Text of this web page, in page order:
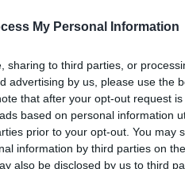
My Personal Information
sharing to third parties, or
advertising by us, please use the
that after your opt-out request
based on personal information
prior to your opt-out. You may
information by third parties on
also be disclosed by us to third
Sep 2010, 00:23:13 Rakstnieks rakstīja:
divu vanosu 2.8 ir nepieciešams imitēt ASC
laikam ari bija tas cakars kapec man tie motori